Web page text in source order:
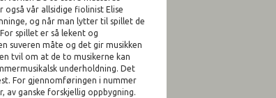
vår allsidige fiolinist Elise
og når man lytter til spillet de
spillet er så lekent og
suveren måte og det gir musikken
tvil om at de to musikerne kan
underholdning. Det
For gjennomføringen i nummer
av ganske forskjellig oppbygning.